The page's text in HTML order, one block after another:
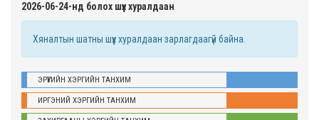
2026-06-24-нд болох шүүх хуралдаан
Хяналтын шатны шүүх хуралдаан зарлагдаагүй байна.
ЭРҮҮГИЙН ХЭРГИЙН ТАНХИМ
ИРГЭНИЙ ХЭРГИЙН ТАНХИМ